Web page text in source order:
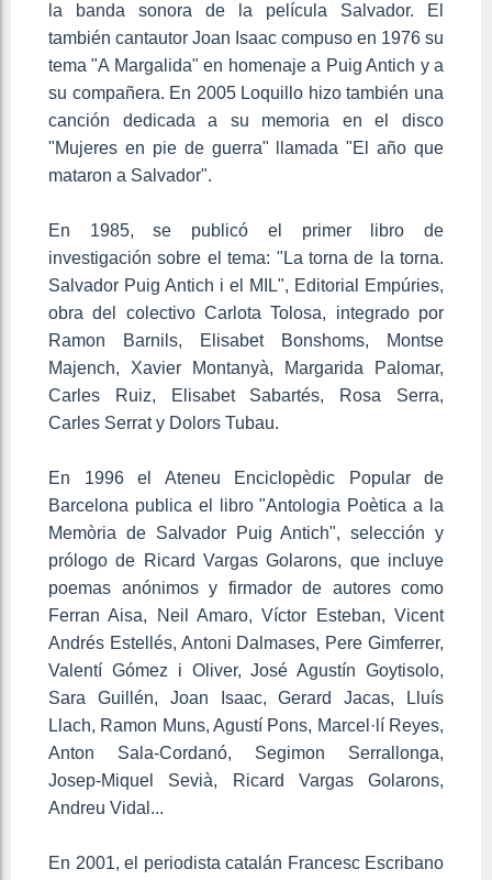
la banda sonora de la película Salvador. El
también cantautor Joan Isaac compuso en 1976 su
tema "A Margalida" en homenaje a Puig Antich y a
su compañera. En 2005 Loquillo hizo también una
canción dedicada a su memoria en el disco
"Mujeres en pie de guerra" llamada "El año que
mataron a Salvador".
En 1985, se publicó el primer libro de
investigación sobre el tema: "La torna de la torna.
Salvador Puig Antich i el MIL", Editorial Empúries,
obra del colectivo Carlota Tolosa, integrado por
Ramon Barnils, Elisabet Bonshoms, Montse
Majench, Xavier Montanyà, Margarida Palomar,
Carles Ruiz, Elisabet Sabartés, Rosa Serra,
Carles Serrat y Dolors Tubau.
En 1996 el Ateneu Enciclopèdic Popular de
Barcelona publica el libro "Antologia Poètica a la
Memòria de Salvador Puig Antich", selección y
prólogo de Ricard Vargas Golarons, que incluye
poemas anónimos y firmador de autores como
Ferran Aisa, Neil Amaro, Víctor Esteban, Vicent
Andrés Estellés, Antoni Dalmases, Pere Gimferrer,
Valentí Gómez i Oliver, José Agustín Goytisolo,
Sara Guillén, Joan Isaac, Gerard Jacas, Lluís
Llach, Ramon Muns, Agustí Pons, Marcel·lí Reyes,
Anton Sala-Cordanó, Segimon Serrallonga,
Josep-Miquel Sevià, Ricard Vargas Golarons,
Andreu Vidal...
En 2001, el periodista catalán Francesc Escribano